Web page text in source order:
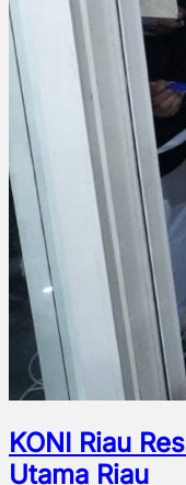
KONI Riau
Utama Riau